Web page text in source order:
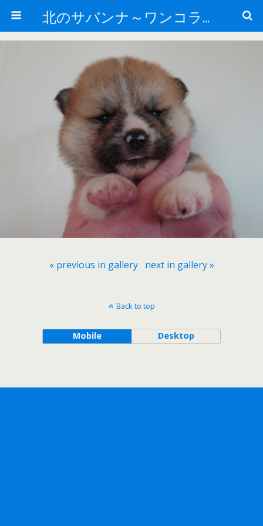
北のサバンナ～ワンコライフ～
« previous in gallery next in gallery »
Back to top
Mobile Desktop